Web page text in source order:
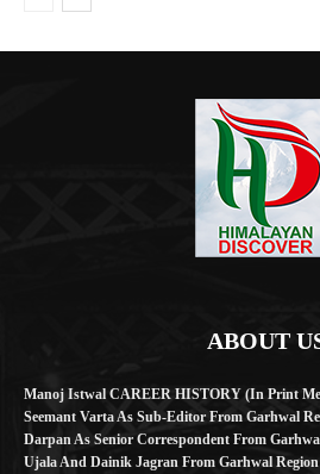
ABOUT
Manoj Istwal CAREER HISTORY (in Print
Seemant Varta As Sub-Editor From Garhwal
Darpan As Senior Correspondent From
Ujala And Dainik Jagran From Garhwal